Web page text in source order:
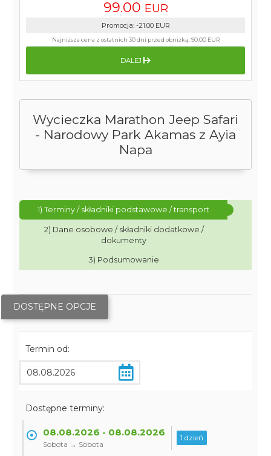
Wycieczka Marathon Jeep Safari
- Narodowy Park Akamas z Ayia
Napa
1) Terminy / składniki podstawowe / transport
2) Dane osobowe / składniki dodatkowe /
dokumenty
3) Podsumowanie
DOSTĘPNE OPCJE
Termin od:
Dostępne terminy:
08.08.2026 - 08.08.2026
Sobota → Sobota
1 dzień
99.00 EUR
Promocja: -21.00 EUR
Najniższa cena z ostatnich 30 dni przed obniżką:90.00 EUR
DALEJ